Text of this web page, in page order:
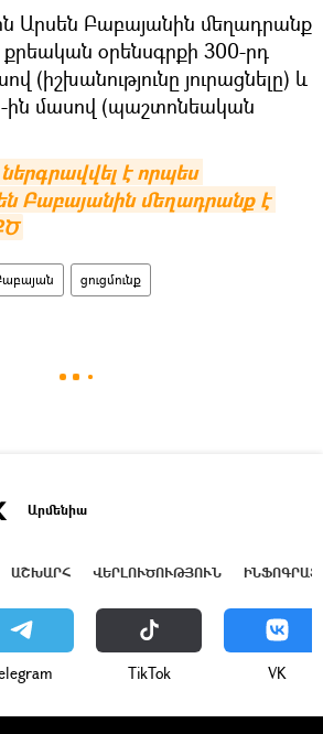
Արսեն Բաբայանին մեղադրանք
օրենսգրքի 300-րդ
(իշխանությունը յուրացնելը) և
ին մասով (պաշտոնեական
է որպես
Բաբայանին մեղադրանք է
ցուցմունք
Արմենիա
ԱՇԽԱՐՀ ՎԵՐԼՈՒԾՈՒԹՅՈՒՆ
ТikТоk VK